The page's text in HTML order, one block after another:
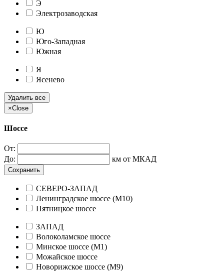
Э
Электрозаводская
Ю
Юго-Западная
Южная
Я
Ясенево
Удалить все
×Close
Шоссе
От:
До:
км от МКАД
Сохранить
СЕВЕРО-ЗАПАД
Ленинградское шоссе (М10)
Пятницкое шоссе
ЗАПАД
Волоколамское шоссе
Минское шоссе (М1)
Можайское шоссе
Новорижское шоссе (М9)